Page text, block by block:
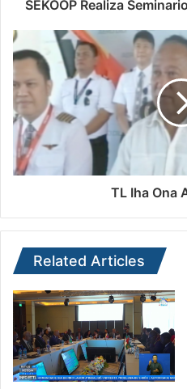
SEKOOP Realiza
TL Iha Ona
Related Articles